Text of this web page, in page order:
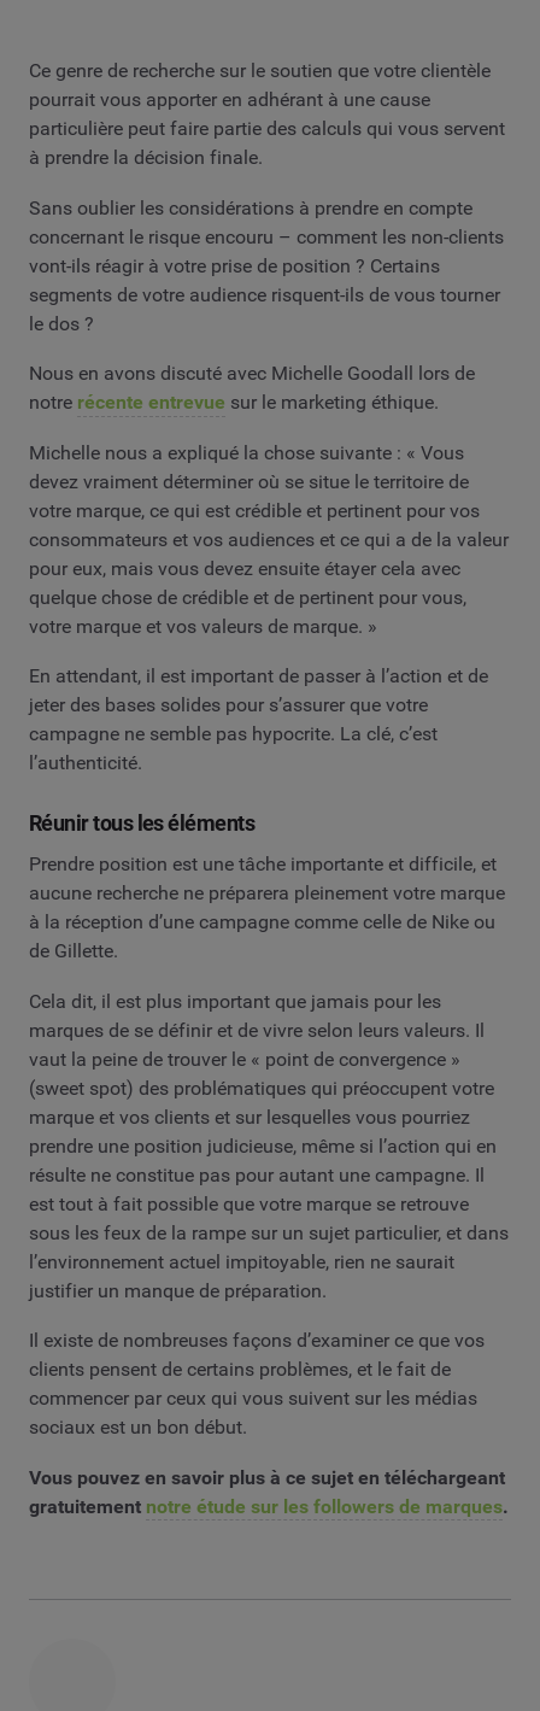
Ce genre de recherche sur le soutien que votre clientèle
pourrait vous apporter en adhérant à une cause
particulière peut faire partie des calculs qui vous servent
à prendre la décision finale.
Sans oublier les considérations à prendre en compte
concernant le risque encouru – comment les non-clients
vont-ils réagir à votre prise de position ? Certains
segments de votre audience risquent-ils de vous tourner
le dos ?
Nous en avons discuté avec Michelle Goodall lors de
notre récente entrevue sur le marketing éthique.
Michelle nous a expliqué la chose suivante : « Vous
devez vraiment déterminer où se situe le territoire de
votre marque, ce qui est crédible et pertinent pour vos
consommateurs et vos audiences et ce qui a de la valeur
pour eux, mais vous devez ensuite étayer cela avec
quelque chose de crédible et de pertinent pour vous,
votre marque et vos valeurs de marque. »
En attendant, il est important de passer à l’action et de
jeter des bases solides pour s’assurer que votre
campagne ne semble pas hypocrite. La clé, c’est
l’authenticité.
Réunir tous les éléments
Prendre position est une tâche importante et difficile, et
aucune recherche ne préparera pleinement votre marque
à la réception d’une campagne comme celle de Nike ou
de Gillette.
Cela dit, il est plus important que jamais pour les
marques de se définir et de vivre selon leurs valeurs. Il
vaut la peine de trouver le « point de convergence »
(sweet spot) des problématiques qui préoccupent votre
marque et vos clients et sur lesquelles vous pourriez
prendre une position judicieuse, même si l’action qui en
résulte ne constitue pas pour autant une campagne. Il
est tout à fait possible que votre marque se retrouve
sous les feux de la rampe sur un sujet particulier, et dans
l’environnement actuel impitoyable, rien ne saurait
justifier un manque de préparation.
Il existe de nombreuses façons d’examiner ce que vos
clients pensent de certains problèmes, et le fait de
commencer par ceux qui vous suivent sur les médias
sociaux est un bon début.
Vous pouvez en savoir plus à ce sujet en téléchargeant
gratuitement notre étude sur les followers de marques.